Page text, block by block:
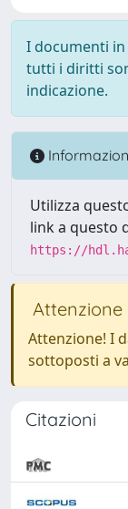
I documenti
tutti i diritti
indicazione.
Utilizza
link a questo
https://
Attenzione
Attenzione! I
sottoposti a
Citazioni